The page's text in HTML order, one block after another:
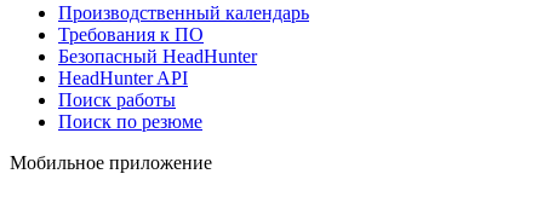
Производственный календарь
Требования к ПО
Безопасный HeadHunter
HeadHunter API
Поиск работы
Поиск по резюме
Мобильное приложение